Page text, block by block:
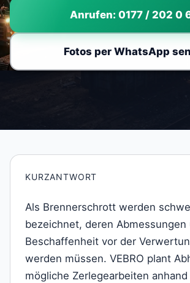
Anrufen: 0177 / 202 0
Fotos per WhatsApp
KURZANTWORT
Als Brennerschrott werden
bezeichnet, deren Abmessungen
Beschaffenheit vor der
werden müssen. VEBRO plant
mögliche Zerlegearbeiten